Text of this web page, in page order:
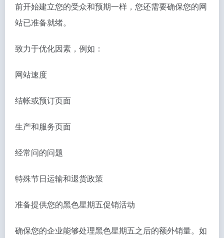
前开始建立您的受众和预期一样，您还需要确保您的网
站已准备就绪。
致力于优化因素，例如：
网站速度
结帐或预订页面
生产和服务页面
经常问的问题
特殊节日运输和退货政策
准备提供您的黑色星期五促销活动
确保您的企业能够处理黑色星期五之后的额外销量。如